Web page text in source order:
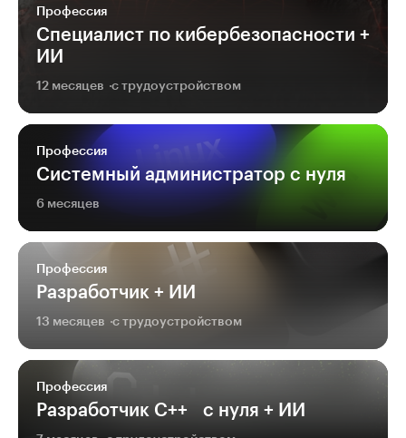
Профессия
Специалист по кибербезопас­но­сти +
ИИ
12 месяцев с трудоустройством
Профессия
Системный администратор с нуля
6 месяцев
Профессия
Разработчик + ИИ
13 месяцев с трудоустройством
Профессия
Разработчик С++ с нуля + ИИ